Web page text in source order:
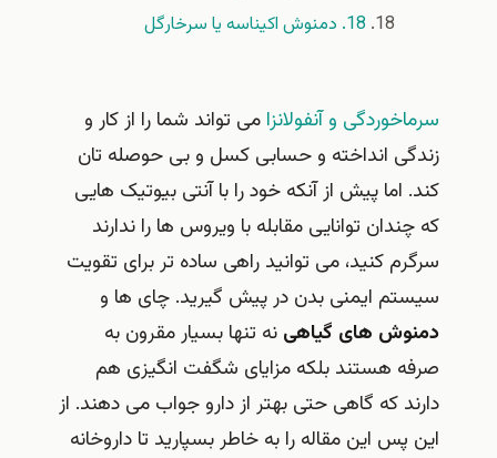
18. دمنوش اکیناسه یا سرخارگل
سرماخوردگی و آنفولانزا می تواند شما را از کار و
زندگی انداخته و حسابی کسل و بی حوصله تان
کند. اما پیش از آنکه خود را با آنتی بیوتیک هایی
که چندان توانایی مقابله با ویروس ها را ندارند
سرگرم کنید، می توانید راهی ساده تر برای تقویت
سیستم ایمنی بدن در پیش گیرید. چای ها و
دمنوش های گیاهی نه تنها بسیار مقرون به
صرفه هستند بلکه مزایای شگفت انگیزی هم
دارند که گاهی حتی بهتر از دارو جواب می دهند. از
این پس این مقاله را به خاطر بسپارید تا داروخانه